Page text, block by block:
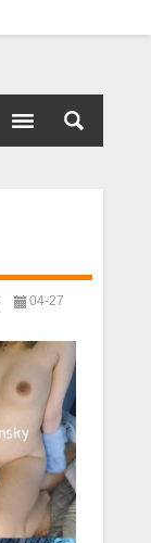
04-27